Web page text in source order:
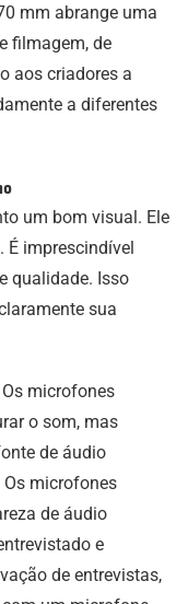
mm abrange uma
filmagem, de
aos criadores a
a diferentes
um bom visual. Ele
É imprescindível
qualidade. Isso
sua
Os microfones
o som, mas
de áudio
microfones
de áudio
e
de entrevistas,